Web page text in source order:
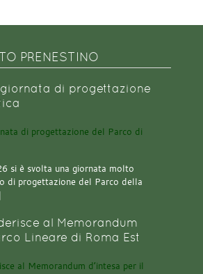
PRENESTINO
di progettazione
si è svolta una giornata molto
di progettazione del Parco della
al Memorandum
Lineare di Roma Est